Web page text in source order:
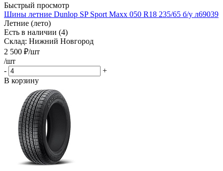
Быстрый просмотр
Шины летние Dunlop SP Sport Maxx 050 R18 235/65 б/у л69039
Летние (лето)
Есть в наличии (4)
Склад: Нижний Новгород
2 500 ₽/шт
/шт
-
+
В корзину